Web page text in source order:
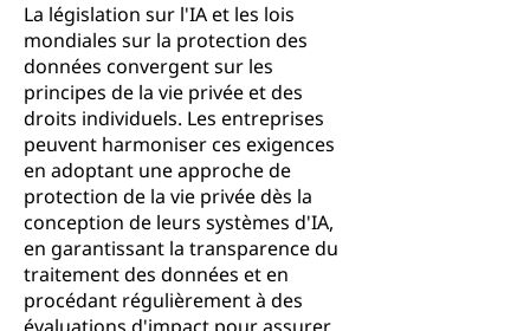
La législation sur l'IA et les lois
mondiales sur la protection des
données convergent sur les
principes de la vie privée et des
droits individuels. Les entreprises
peuvent harmoniser ces exigences
en adoptant une approche de
protection de la vie privée dès la
conception de leurs systèmes d'IA,
en garantissant la transparence du
traitement des données et en
procédant régulièrement à des